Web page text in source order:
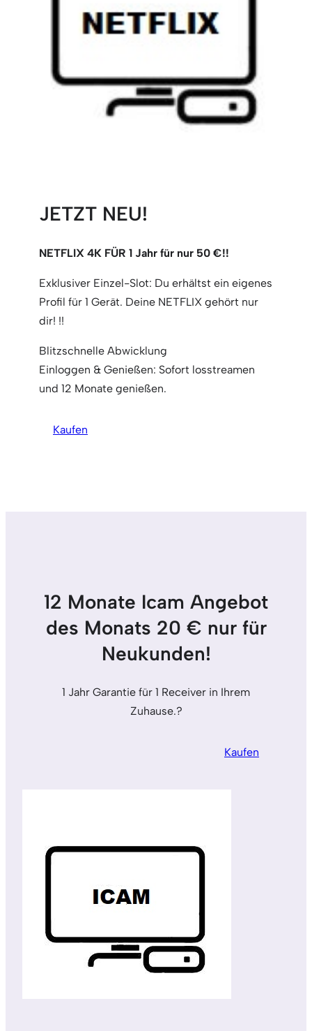
JETZT NEU!
NETFLIX 4K FÜR 1 Jahr für nur 50 €!!
Exklusiver Einzel-Slot: Du erhältst ein eigenes
Profil für 1 Gerät. Deine NETFLIX gehört nur
dir! !!
Blitzschnelle Abwicklung
Einloggen & Genießen: Sofort losstreamen
und 12 Monate genießen.
Kaufen
12 Monate Icam Angebot
des Monats 20 € nur für
Neukunden!
1 Jahr Garantie für 1 Receiver in Ihrem
Zuhause.?
Kaufen